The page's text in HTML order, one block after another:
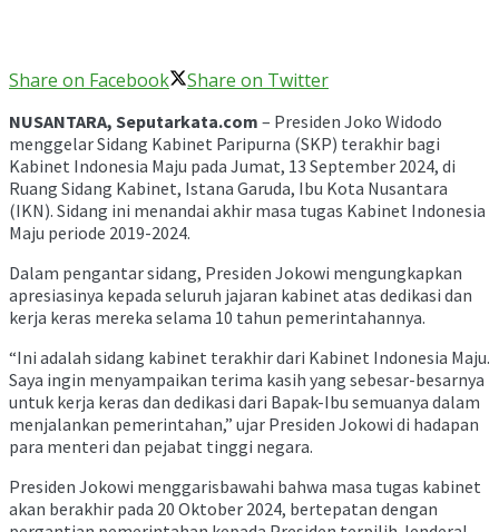
Share on Facebook Share on Twitter
NUSANTARA, Seputarkata.com – Presiden Joko Widodo
menggelar Sidang Kabinet Paripurna (SKP) terakhir bagi
Kabinet Indonesia Maju pada Jumat, 13 September 2024, di
Ruang Sidang Kabinet, Istana Garuda, Ibu Kota Nusantara
(IKN). Sidang ini menandai akhir masa tugas Kabinet Indonesia
Maju periode 2019-2024.
Dalam pengantar sidang, Presiden Jokowi mengungkapkan
apresiasinya kepada seluruh jajaran kabinet atas dedikasi dan
kerja keras mereka selama 10 tahun pemerintahannya.
“Ini adalah sidang kabinet terakhir dari Kabinet Indonesia Maju.
Saya ingin menyampaikan terima kasih yang sebesar-besarnya
untuk kerja keras dan dedikasi dari Bapak-Ibu semuanya dalam
menjalankan pemerintahan,” ujar Presiden Jokowi di hadapan
para menteri dan pejabat tinggi negara.
Presiden Jokowi menggarisbawahi bahwa masa tugas kabinet
akan berakhir pada 20 Oktober 2024, bertepatan dengan